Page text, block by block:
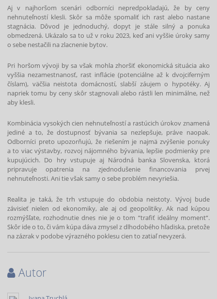
Aj v najhoršom scenári odborníci nepredpokladajú, že by ceny
nehnuteľností klesli. Skôr sa môže spomaliť ich rast alebo nastane
stagnácia. Dôvod je jednoduchý, dopyt je stále silný a ponuka
obmedzená. Ukázalo sa to už v roku 2023, keď ani vyššie úroky samy
o sebe nestačili na zlacnenie bytov.
Pri horšom vývoji by sa však mohla zhoršiť ekonomická situácia ako
vyššia nezamestnanosť, rast inflácie (potenciálne až k dvojciferným
číslam), väčšia neistota domácností, slabší záujem o hypotéky. Aj
napriek tomu by ceny skôr stagnovali alebo rástli len minimálne, než
aby klesli.
Kombinácia vysokých cien nehnuteľností a rastúcich úrokov znamená
jediné a to, že dostupnosť bývania sa nezlepšuje, práve naopak.
Odborníci preto upozorňujú, že riešením je najmä zvýšenie ponuky
a to viac výstavby, rozvoj nájomného bývania, lepšie podmienky pre
kupujúcich. Do hry vstupuje aj Národná banka Slovenska, ktorá
pripravuje opatrenia na zjednodušenie financovania prvej
nehnuteľnosti. Ani tie však samy o sebe problém nevyriešia.
Realita je taká, že trh vstupuje do obdobia neistoty. Vývoj bude
závisieť nielen od ekonomiky, ale aj od geopolitiky. Ak nad kúpou
rozmýšľate, rozhodnutie dnes nie je o tom “trafiť ideálny moment“.
Skôr ide o to, či vám kúpa dáva zmysel z dlhodobého hľadiska, pretože
na zázrak v podobe výrazného poklesu cien to zatiaľ nevyzerá.
Autor
Súhlasím sospracovaním osobných údajov